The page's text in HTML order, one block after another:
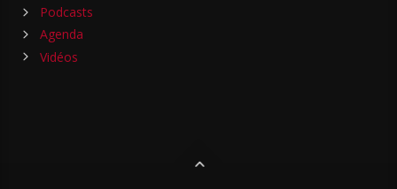
Podcasts
Agenda
Vidéos